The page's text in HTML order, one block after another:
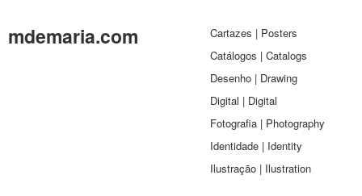
mdemaria.com
Cartazes | Posters
Catálogos | Catalogs
Desenho | Drawing
Digital | Digital
Fotografia | Photography
Identidade | Identity
Ilustração | Ilustration